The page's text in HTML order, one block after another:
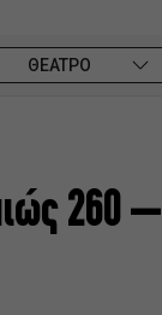
ΘΕΑΤΡΟ
260 –